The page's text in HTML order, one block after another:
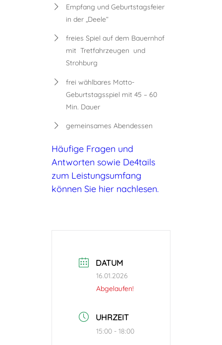
Empfang und Geburtstagsfeier
in der „Deele“
freies Spiel auf dem Bauernhof
mit Tretfahrzeugen und
Strohburg
frei wählbares Motto-
Geburtstagsspiel mit 45 – 60
Min. Dauer
gemeinsames Abendessen
Häufige Fragen und
Antworten sowie De4tails
zum Leistungsumfang
können Sie hier nachlesen.
DATUM
16.01.2026
Abgelaufen!
UHRZEIT
15:00 - 18:00